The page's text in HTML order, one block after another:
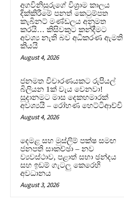
අගවිනිසුරුගේ විශ්‍රාම කාලය
දික්කිරීමේ පනත් කෙටුම්පත
කැබිනට් මණ්ඩලය අනුමත
කරයි… කිසිවකුට කන්දීමට
අවශ්‍ය නැති බව අධිකරණ ඇමති
කියයි
August 4, 2026
ජනමත විචාරණයකට රුපියල්
බිලියන 1ක් වැය වෙනවා!
සූදානමට මාස දෙකහමාරක්
අවශ්‍යයි – රෝහණ හෙට්ටිආච්චි
August 4, 2026
දෙමළ සහ මුස්ලිම් පක්ෂ සමඟ
ජනපති සාකච්ඡා – නව
ව්‍යවස්ථාව, පළාත් සභා ඡන්දය
සහ ඉඩම් ගැටලු කෙරෙහි
අවධානය
August 3, 2026